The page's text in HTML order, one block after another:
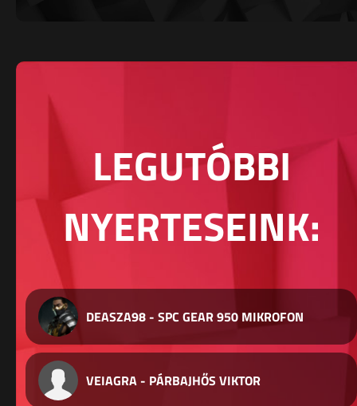
LEGUTÓBBI
NYERTESEINK:
DEASZA98 - SPC GEAR 950 MIKROFON
VEIAGRA - PÁRBAJHŐS VIKTOR